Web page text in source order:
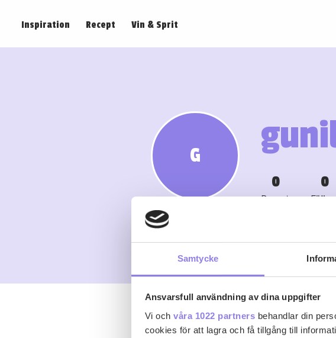
Samtycke
Ansvarsfull användning av dina uppgifter
Vi och våra 1022 partners behandlar din
cookies för att lagra och få tillgång till
Inspiration Recept Vin & Sprit
G
0
Recept
0